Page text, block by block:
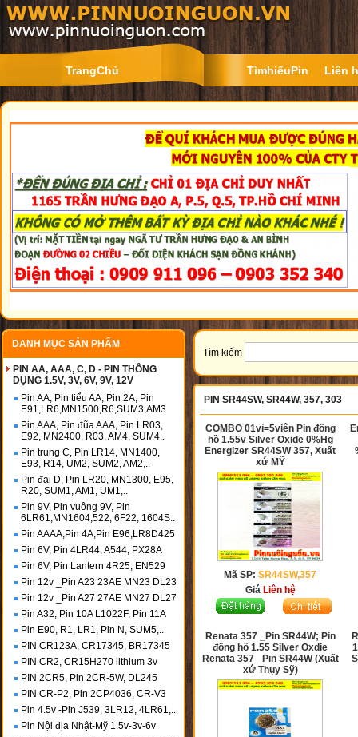
TrangChủ TìmhiểuPin Liên
DANH MỤC SẢN PHẨM
PIN AA, AAA, C, D - PIN THÔNG
DỤNG 1.5V, 3V, 6V, 9V, 12V
Pin AA, Pin tiểu AA, Pin 2A, Pin
E91,LR6,MN1500,R6,SUM3,AM3
Pin AAA, Pin đũa AAA, Pin LR03,
E92, MN2400, R03, AM4, SUM4..
Pin trung C, Pin LR14, MN1400,
E93, R14, UM2, SUM2, AM2,..
Pin đại D, Pin LR20, MN1300, E95,
R20, SUM1, AM1, UM1,..
Pin 9V, Pin vuông 9V, Pin
6LR61,MN1604,522, 6F22, 1604S..
Pin AAAA,Pin 4A,Pin E96,LR8D425
Pin 6V, Pin 4LR44, A544, PX28A
Pin 6V, Pin Lantern 4R25, EN529
Pin 12v _Pin A23 23AE MN23 DL23
Pin 12v _Pin A27 27AE MN27 DL27
Pin A32, Pin 10A L1022F, Pin 11A
Pin E90, R1, LR1, Pin N, SUM5,..
PIN CR123A, CR17345, BR17345
PIN CR2, CR15H270 lithium 3v
PIN 2CR5, Pin 2CR-5W, DL245
PIN CR-P2, Pin 2CP4036, CR-V3
Pin 4.5v -Pin J539, 3LR12, 4LR61,..
Pin Nội địa Nhật-Mỹ 1.5v-3v-6v
Tìm kiếm
PIN SR44SW, SR44W, 357, 303
COMBO 01vỉ=5viên Pin đồng
hồ 1.55v Silver Oxide 0%Hg
Energizer SR44SW 357, Xuất
xứ MỸ
Mã SP:SR44SW,357
Giá Liên hệ
Renata 357 _Pin SR44W; Pin
đồng hồ 1.55 Silver Oxdie
Renata 357 _Pin SR44W (Xuất
xứ Thụy Sỹ)